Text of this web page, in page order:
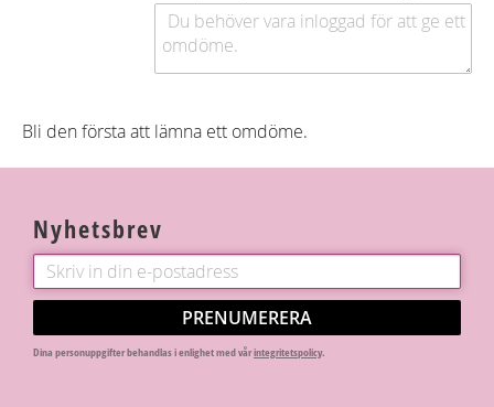
Bli den första att lämna ett omdöme.
Nyhetsbrev
PRENUMERERA
Dina personuppgifter behandlas i enlighet med vårintegritetspolicy.